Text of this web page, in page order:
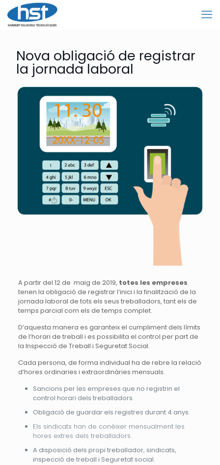
Nova obligació de registrar
la jornada laboral
A partir del 12 de maig de 2019, totes les empreses
tenen la obligació de registrar l’inici i la finalització de la
jornada laboral de tots els seus treballadors, tant els de
temps parcial com els de temps complet.
D’aquesta manera es garanteix el cumpliment dels límits
de l’horari de treball i es possibilita el control per part de
la Inspecció de Treball i Seguretat Social.
Cada persona, de forma individual ha de rebre la relació
d’hores ordinaries i extraordinàries mensuals.
Sancions per les empreses que no registrin el
control horari dels treballadors.
Obligació de guardar els registres durant 4 anys.
Els sindicats han de conèixer mensualment les
hores extres dels treballadors.
A disposició dels propi treballador, sindicats,
inspecció de treball i Seguretat social.